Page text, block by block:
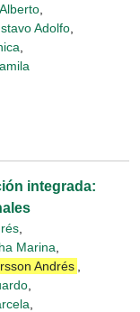
Adolfo
integrada:
Marina
Andrés